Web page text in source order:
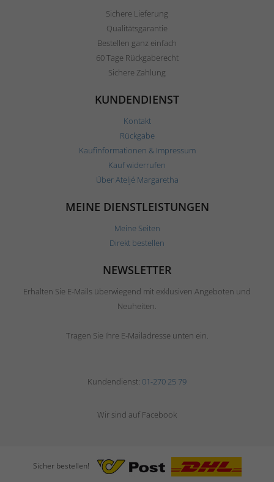
Sichere Lieferung
Qualitätsgarantie
Bestellen ganz einfach
60 Tage Rückgaberecht
Sichere Zahlung
KUNDENDIENST
Kontakt
Rückgabe
Kaufinformationen & Impressum
Kauf widerrufen
Über Ateljé Margaretha
MEINE DIENSTLEISTUNGEN
Meine Seiten
Direkt bestellen
NEWSLETTER
Erhalten Sie E-Mails überwiegend mit exklusiven Angeboten und
Neuheiten.
Tragen Sie Ihre E-Mailadresse unten ein.
Kundendienst: 01-270 25 79
Wir sind auf Facebook
Sicher bestellen!